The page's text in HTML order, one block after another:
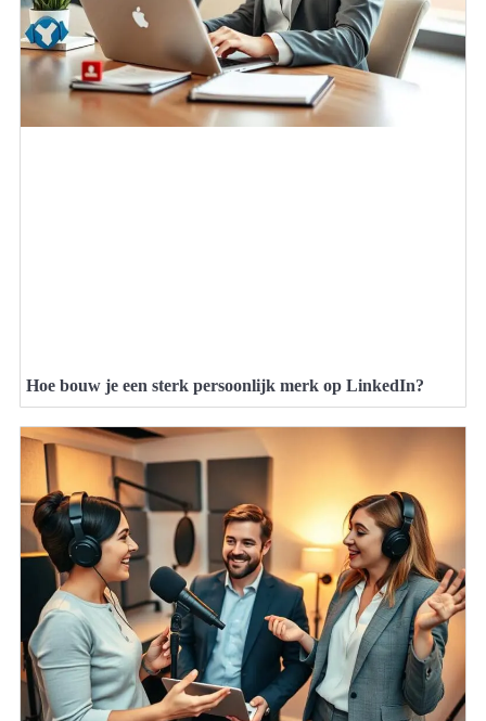
Hoe bouw je een sterk persoonlijk merk op LinkedIn?